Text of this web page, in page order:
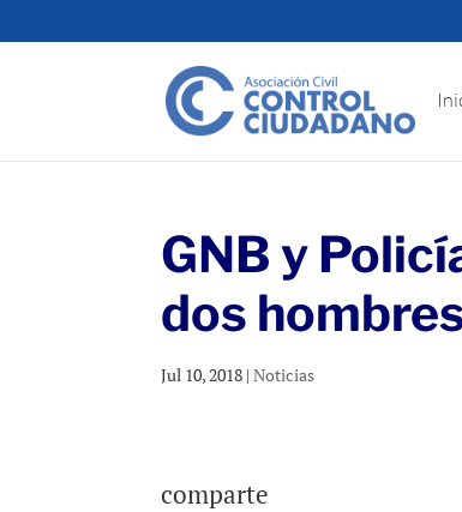
GNB y
dos
Jul 10, 2018 |Noticias
comparte